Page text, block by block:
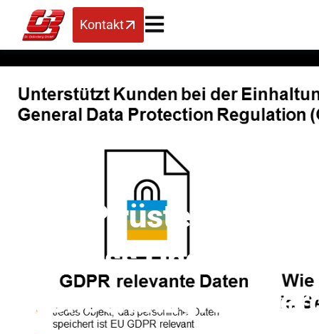
Kontakt
SAP rüstet SAP
Business One für EU-